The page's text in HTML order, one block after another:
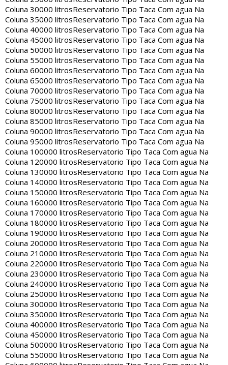
Coluna 30000 litrosReservatorio Tipo Taca Com agua Na
Coluna 35000 litrosReservatorio Tipo Taca Com agua Na
Coluna 40000 litrosReservatorio Tipo Taca Com agua Na
Coluna 45000 litrosReservatorio Tipo Taca Com agua Na
Coluna 50000 litrosReservatorio Tipo Taca Com agua Na
Coluna 55000 litrosReservatorio Tipo Taca Com agua Na
Coluna 60000 litrosReservatorio Tipo Taca Com agua Na
Coluna 65000 litrosReservatorio Tipo Taca Com agua Na
Coluna 70000 litrosReservatorio Tipo Taca Com agua Na
Coluna 75000 litrosReservatorio Tipo Taca Com agua Na
Coluna 80000 litrosReservatorio Tipo Taca Com agua Na
Coluna 85000 litrosReservatorio Tipo Taca Com agua Na
Coluna 90000 litrosReservatorio Tipo Taca Com agua Na
Coluna 95000 litrosReservatorio Tipo Taca Com agua Na
Coluna 100000 litrosReservatorio Tipo Taca Com agua Na
Coluna 120000 litrosReservatorio Tipo Taca Com agua Na
Coluna 130000 litrosReservatorio Tipo Taca Com agua Na
Coluna 140000 litrosReservatorio Tipo Taca Com agua Na
Coluna 150000 litrosReservatorio Tipo Taca Com agua Na
Coluna 160000 litrosReservatorio Tipo Taca Com agua Na
Coluna 170000 litrosReservatorio Tipo Taca Com agua Na
Coluna 180000 litrosReservatorio Tipo Taca Com agua Na
Coluna 190000 litrosReservatorio Tipo Taca Com agua Na
Coluna 200000 litrosReservatorio Tipo Taca Com agua Na
Coluna 210000 litrosReservatorio Tipo Taca Com agua Na
Coluna 220000 litrosReservatorio Tipo Taca Com agua Na
Coluna 230000 litrosReservatorio Tipo Taca Com agua Na
Coluna 240000 litrosReservatorio Tipo Taca Com agua Na
Coluna 250000 litrosReservatorio Tipo Taca Com agua Na
Coluna 300000 litrosReservatorio Tipo Taca Com agua Na
Coluna 350000 litrosReservatorio Tipo Taca Com agua Na
Coluna 400000 litrosReservatorio Tipo Taca Com agua Na
Coluna 450000 litrosReservatorio Tipo Taca Com agua Na
Coluna 500000 litrosReservatorio Tipo Taca Com agua Na
Coluna 550000 litrosReservatorio Tipo Taca Com agua Na